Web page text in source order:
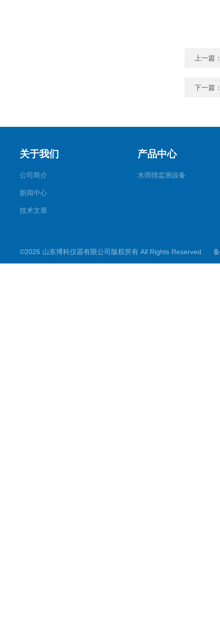
上一篇
下一篇
关于我们
公司简介
新闻中心
技术文章
产品中心
水雨情监测设备
©2026 山东博科仪器有限公司版权所有 All Rights Reserved.